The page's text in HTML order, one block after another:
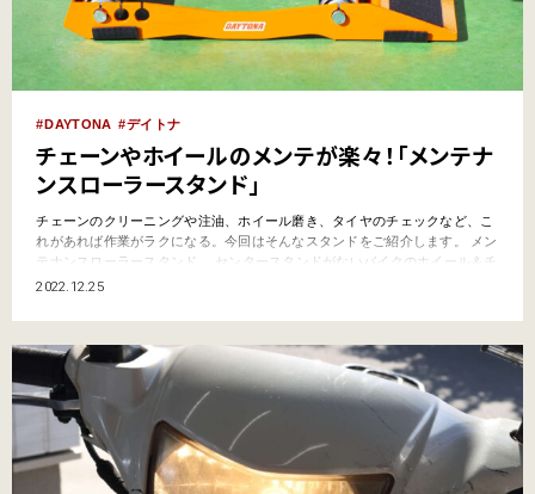
DAYTONA デイトナ
チェーンやホイールのメンテが楽々！「メンテナ
ンスローラースタンド」
チェーンのクリーニングや注油、ホイール磨き、タイヤのチェックなど、こ
れがあれば作業がラクになる。今回はそんなスタンドをご紹介します。 メン
テナンスローラースタンド センタースタンドがないバイクのホイール＆チ
ェーンメンチナンスに最適な、デイトナの「メンテナンスローラースタン
手で回せるようになる。リアタイヤ、フロントタ…
2022.12.25